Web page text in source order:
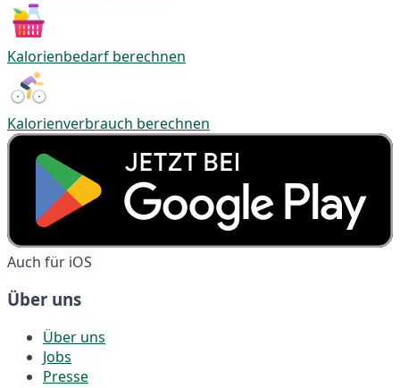
Kalorienbedarf berechnen
Kalorienverbrauch berechnen
Auch für iOS
Über uns
Über uns
Jobs
Presse